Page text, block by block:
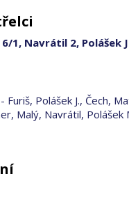
6/1, Navrátil 2, Polášek
Furiš, Polášek J., Čech,
Malý, Navrátil, Polášek